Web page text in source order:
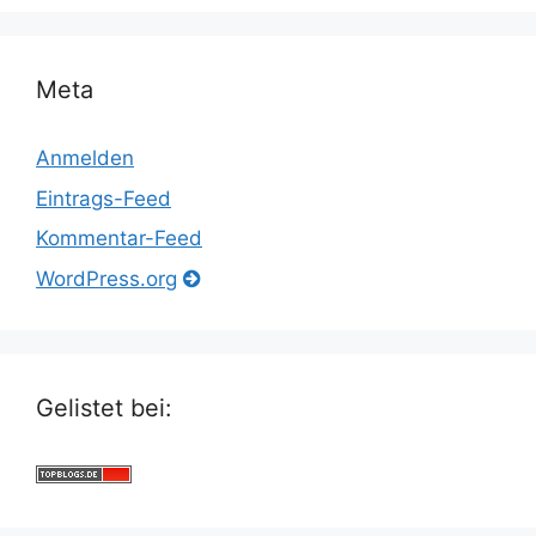
Meta
Anmelden
Eintrags-Feed
Kommentar-Feed
WordPress.org
Gelistet bei: